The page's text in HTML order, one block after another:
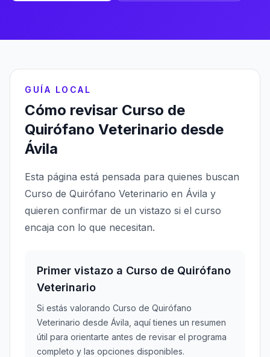
GUÍA LOCAL
Cómo revisar Curso de
Quirófano Veterinario desde
Ávila
Esta página está pensada para quienes buscan
Curso de Quirófano Veterinario en Ávila y
quieren confirmar de un vistazo si el curso
encaja con lo que necesitan.
Primer vistazo a Curso de Quirófano
Veterinario
Si estás valorando Curso de Quirófano
Veterinario desde Ávila, aquí tienes un resumen
útil para orientarte antes de revisar el programa
completo y las opciones disponibles.